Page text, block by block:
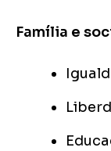
Família e